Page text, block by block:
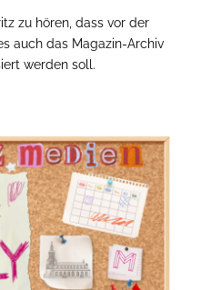
zu hören, dass vor der
auch das Magazin-Archiv
werden soll.